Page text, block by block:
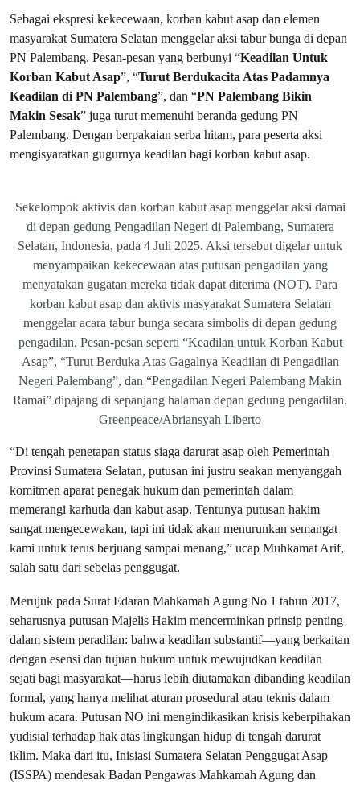
Sebagai ekspresi kekecewaan, korban kabut asap dan elemen
masyarakat Sumatera Selatan menggelar aksi tabur bunga di depan
PN Palembang. Pesan-pesan yang berbunyi “Keadilan Untuk
Korban Kabut Asap”, “⁠⁠Turut Berdukacita Atas Padamnya
Keadilan di PN Palembang”, dan “PN Palembang Bikin
Makin Sesak” juga turut memenuhi beranda gedung PN
Palembang. Dengan berpakaian serba hitam, para peserta aksi
mengisyaratkan gugurnya keadilan bagi korban kabut asap.
Sekelompok aktivis dan korban kabut asap menggelar aksi damai
di depan gedung Pengadilan Negeri di Palembang, Sumatera
Selatan, Indonesia, pada 4 Juli 2025. Aksi tersebut digelar untuk
menyampaikan kekecewaan atas putusan pengadilan yang
menyatakan gugatan mereka tidak dapat diterima (NOT). Para
korban kabut asap dan aktivis masyarakat Sumatera Selatan
menggelar acara tabur bunga secara simbolis di depan gedung
pengadilan. Pesan-pesan seperti “Keadilan untuk Korban Kabut
Asap”, “Turut Berduka Atas Gagalnya Keadilan di Pengadilan
Negeri Palembang”, dan “Pengadilan Negeri Palembang Makin
Ramai” dipajang di sepanjang halaman depan gedung pengadilan.
Greenpeace/Abriansyah Liberto
“Di tengah penetapan status siaga darurat asap oleh Pemerintah
Provinsi Sumatera Selatan, putusan ini justru seakan menyanggah
komitmen aparat penegak hukum dan pemerintah dalam
memerangi karhutla dan kabut asap. Tentunya putusan hakim
sangat mengecewakan, tapi ini tidak akan menurunkan semangat
kami untuk terus berjuang sampai menang,” ucap Muhkamat Arif,
salah satu dari sebelas penggugat.
Merujuk pada Surat Edaran Mahkamah Agung No 1 tahun 2017,
seharusnya putusan Majelis Hakim mencerminkan prinsip penting
dalam sistem peradilan: bahwa keadilan substantif—yang berkaitan
dengan esensi dan tujuan hukum untuk mewujudkan keadilan
sejati bagi masyarakat—harus lebih diutamakan dibanding keadilan
formal, yang hanya melihat aturan prosedural atau teknis dalam
hukum acara. Putusan NO ini mengindikasikan krisis keberpihakan
yudisial terhadap hak atas lingkungan hidup di tengah darurat
iklim. Maka dari itu, Inisiasi Sumatera Selatan Penggugat Asap
(ISSPA) mendesak Badan Pengawas Mahkamah Agung dan